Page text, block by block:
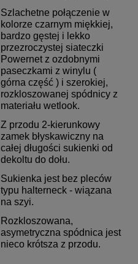
Szlachetne połączenie w
kolorze czarnym miękkiej,
bardzo gęstej i lekko
przezroczystej siateczki
Powernet z ozdobnymi
paseczkami z winylu (
górna część ) i szerokiej,
rozkloszowanej spódnicy z
materiału wetlook.
Z przodu 2-kierunkowy
zamek błyskawiczny na
całej długości sukienki od
dekoltu do dołu.
Sukienka jest bez pleców
typu halterneck - wiązana
na szyi.
Rozkloszowana,
asymetryczna spódnica jest
nieco krótsza z przodu.